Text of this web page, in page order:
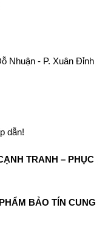
Nhuận - P. Xuân Đỉnh
dẫn!
TRANH – PHỤC
BẢO TÍN CUNG